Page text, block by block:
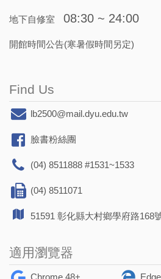
地下自修室 08:30 ~ 24:00
開館時間公告(寒暑假時間另定)
Find Us
lb2500@mail.dyu.edu.tw
臉書粉絲團
(04) 8511888 #1531~1533
(04) 8511071
51591 彰化縣大村鄉學府路168
適用瀏覽器
Chrome 48+